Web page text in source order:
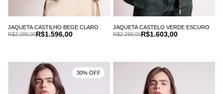
JAQUETA CASTILHO BEGE CLARO
R$1.596,00
R$2.280,00
JAQUETA CASTELO VERDE ESCURO
R$1.603,00
R$2.290,00
30% OFF